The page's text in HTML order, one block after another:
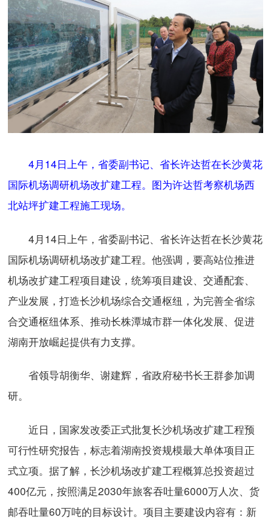
4月14日上午，省委副书记、省长许达哲在长沙黄花
国际机场调研机场改扩建工程。图为许达哲考察机场西
北站坪扩建工程施工现场。
4月14日上午，省委副书记、省长许达哲在长沙黄花
国际机场调研机场改扩建工程。他强调，要高站位推进
机场改扩建工程项目建设，统筹项目建设、交通配套、
产业发展，打造长沙机场综合交通枢纽，为完善全省综
合交通枢纽体系、推动长株潭城市群一体化发展、促进
湖南开放崛起提供有力支撑。
省领导胡衡华、谢建辉，省政府秘书长王群参加调
研。
近日，国家发改委正式批复长沙机场改扩建工程预
可行性研究报告，标志着湖南投资规模最大单体项目正
式立项。据了解，长沙机场改扩建工程概算总投资超过
400亿元，按照满足2030年旅客吞吐量6000万人次、货
邮吞吐量60万吨的目标设计。项目主要建设内容有：新